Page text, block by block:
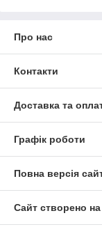
Про нас
Контакти
Доставка та
Графік роботи
Повна версія
Сайт створено на